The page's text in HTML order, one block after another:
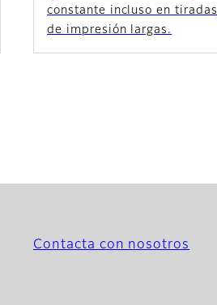
constante incluso en tiradas
de impresión largas.
Contacta con nosotros